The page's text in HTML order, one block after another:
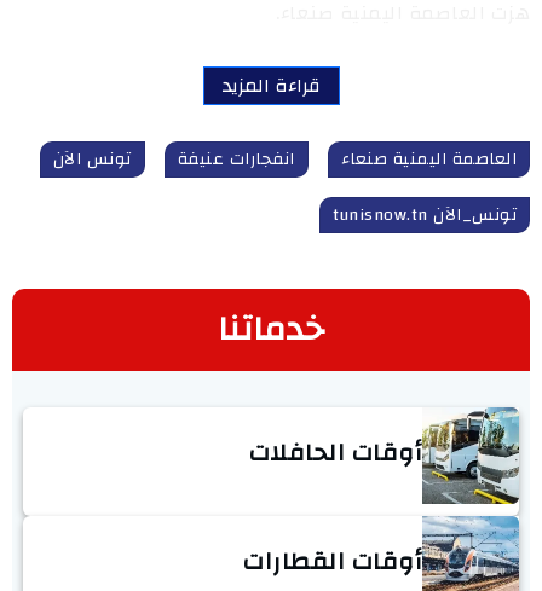
قراءة المزيد
العاصمة اليمنية صنعاء انفجارات عنيفة
تونس الآن
تونس_الآن tunisnow.tn
خدماتنا
أوقات الحافلات
أوقات القطارات